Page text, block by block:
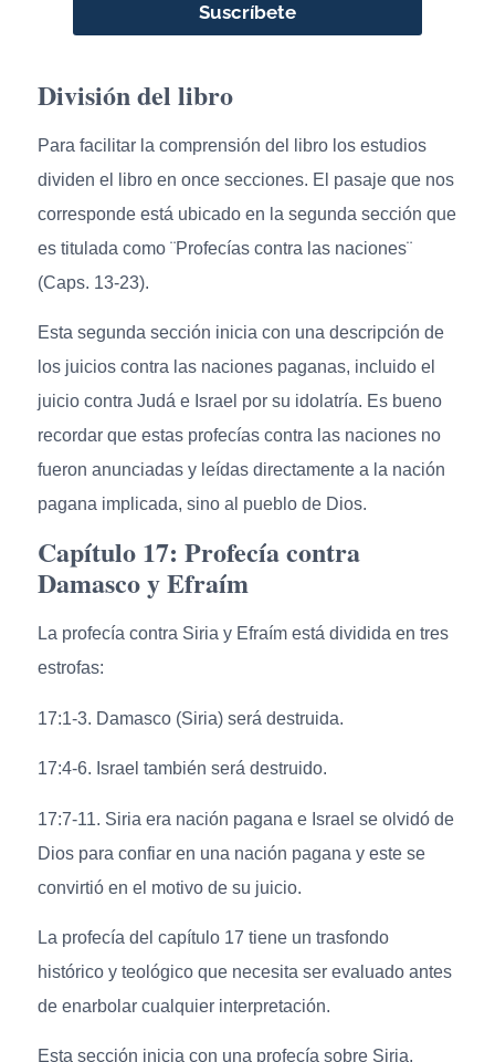
Suscríbete
División del libro
Para facilitar la comprensión del libro los estudios
dividen el libro en once secciones. El pasaje que nos
corresponde está ubicado en la segunda sección que
es titulada como ¨Profecías contra las naciones¨
(Caps. 13-23).
Esta segunda sección inicia con una descripción de
los juicios contra las naciones paganas, incluido el
juicio contra Judá e Israel por su idolatría. Es bueno
recordar que estas profecías contra las naciones no
fueron anunciadas y leídas directamente a la nación
pagana implicada, sino al pueblo de Dios.
Capítulo 17: Profecía contra
Damasco y Efraím
La profecía contra Siria y Efraím está dividida en tres
estrofas:
17:1-3. Damasco (Siria) será destruida.
17:4-6. Israel también será destruido.
17:7-11. Siria era nación pagana e Israel se olvidó de
Dios para confiar en una nación pagana y este se
convirtió en el motivo de su juicio.
La profecía del capítulo 17 tiene un trasfondo
histórico y teológico que necesita ser evaluado antes
de enarbolar cualquier interpretación.
Esta sección inicia con una profecía sobre Siria,